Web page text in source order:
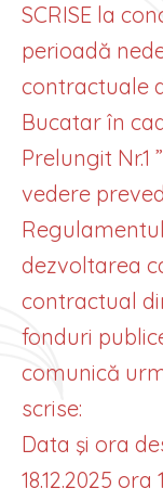
SCRISE la
perioadă
contractuale
Bucatar în
Prelungit Nr.1
vedere
dezvoltarea
contractual
fonduri
comunică
scrise:
Data şi ora
18.12.2025 ora